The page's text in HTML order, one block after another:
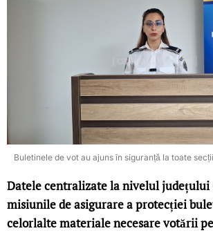
Buletinele de vot au ajuns în siguranță la toate
Datele centralizate la nivelul județului
misiunile de asigurare a protecției
celorlalte materiale necesare votării